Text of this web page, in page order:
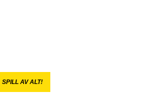
SPILL AV ALT!